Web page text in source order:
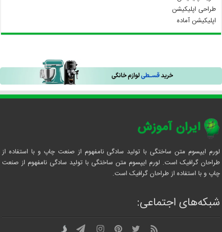
طراحی اپلیکیشن
اپلیکیشن آماده
لورم ایپسوم متن ساختگی با تولید سادگی نامفهوم از صنعت چاپ و با استفاده از
طراحان گرافیک است. لورم ایپسوم متن ساختگی با تولید سادگی نامفهوم از صنعت
چاپ و با استفاده از طراحان گرافیک است.
شبکه‌های اجتماعی: